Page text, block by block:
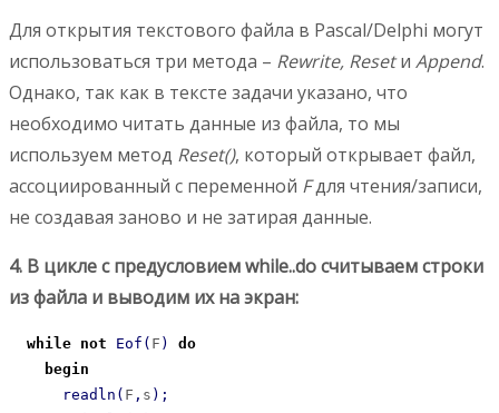
Для открытия текстового файла в Pascal/Delphi могут
использоваться три метода – Rewrite, Resetи Append.
Однако, так как в тексте задачи указано, что
необходимо читать данные из файла, то мы
используем метод Reset(), который открывает файл,
ассоциированный с переменной Fдля чтения/записи,
не создавая заново и не затирая данные.
4. В цикле с предусловием while..do считываем строки
из файла и выводим их на экран:
while not Eof ( F )
do
begin
readln ( F , s ) ;